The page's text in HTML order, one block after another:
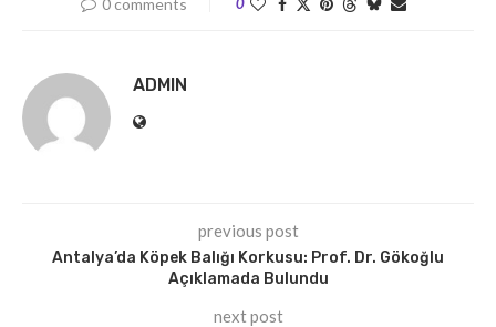
0 comments
ADMIN
previous post
Antalya’da Köpek Balığı Korkusu: Prof. Dr. Gökoğlu
Açıklamada Bulundu
next post